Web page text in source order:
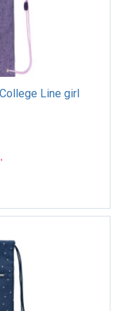
Line girl